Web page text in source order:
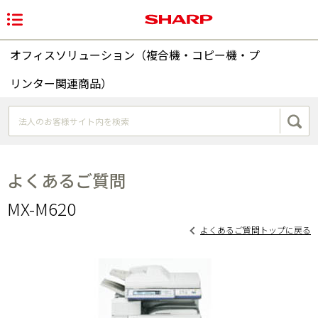
オフィスソリューション（複合機・コピー機・プ
リンター関連商品）
よくあるご質問
MX-M620
よくあるご質問トップに戻る